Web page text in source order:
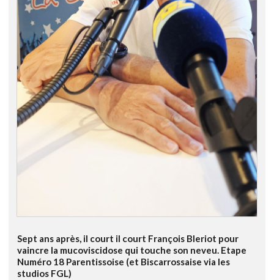
Sept ans après, il court il court François Bleriot pour
vaincre la mucoviscidose qui touche son neveu. Etape
Numéro 18 Parentissoise (et Biscarrossaise via les
studios FGL)